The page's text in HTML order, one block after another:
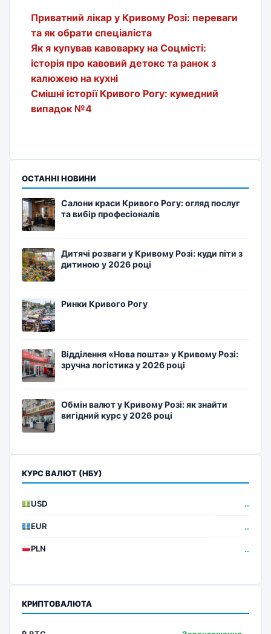
Приватний лікар у Кривому Розі: переваги
та як обрати спеціаліста
Як я купував кавоварку на Соцмісті:
історія про кавовий детокс та ранок з
калюжею на кухні
Смішні історії Кривого Рогу: кумедний
випадок №4
ОСТАННІ НОВИНИ
Салони краси Кривого Рогу: огляд послуг
та вибір професіоналів
Дитячі розваги у Кривому Розі: куди піти з
дитиною у 2026 році
Ринки Кривого Рогу
Відділення «Нова пошта» у Кривому Розі:
зручна логістика у 2026 році
Обмін валют у Кривому Розі: як знайти
вигідний курс у 2026 році
КУРС ВАЛЮТ (НБУ)
USD ..
EUR ..
PLN ..
КРИПТОВАЛЮТА